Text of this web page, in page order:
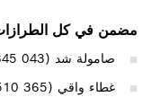
مضمن في كل الطرازات
صامولة شد (‎1 603 345 043)
غطاء واقي (‎1 605 510 365)